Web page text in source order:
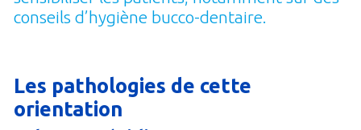
conseils d’hygiène bucco-dentaire.
Les pathologies de cette
orientation